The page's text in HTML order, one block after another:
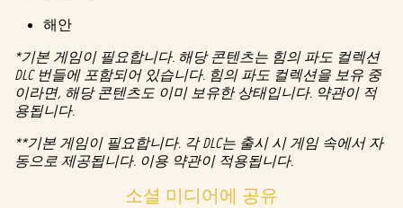
것으
간주
되
며,
데이
Googl
e 서
해안
*기본 게임이 필요합니다. 해당 콘텐츠는 힘의 파도 컬렉션
DLC 번들에 포함되어 있습니다. 힘의 파도 컬렉션을 보유 중
이라면, 해당 콘텐츠도 이미 보유한 상태입니다. 약관이 적
용됩니다.
**기본 게임이 필요합니다. 각 DLC는 출시 시 게임 속에서 자
동으로 제공됩니다. 이용 약관이 적용됩니다.
소셜 미디어에 공유